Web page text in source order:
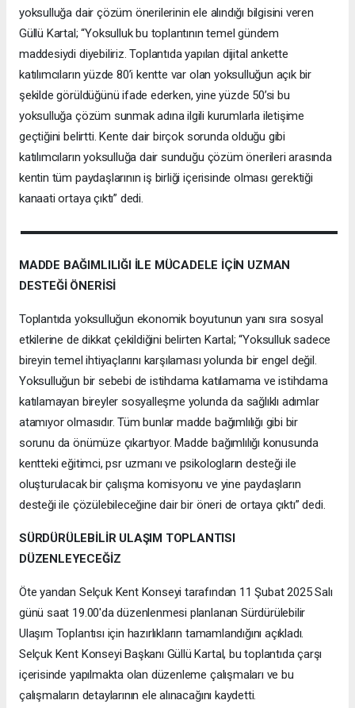
yoksulluğa dair çözüm önerilerinin ele alındığı bilgisini veren
Güllü Kartal; “Yoksulluk bu toplantının temel gündem
maddesiydi diyebiliriz. Toplantıda yapılan dijital ankette
katılımcıların yüzde 80’i kentte var olan yoksulluğun açık bir
şekilde görüldüğünü ifade ederken, yine yüzde 50’si bu
yoksulluğa çözüm sunmak adına ilgili kurumlarla iletişime
geçtiğini belirtti. Kente dair birçok sorunda olduğu gibi
katılımcıların yoksulluğa dair sunduğu çözüm önerileri arasında
kentin tüm paydaşlarının iş birliği içerisinde olması gerektiği
kanaati ortaya çıktı” dedi.
MADDE BAĞIMLILIĞI İLE MÜCADELE İÇİN UZMAN
DESTEĞİ ÖNERİSİ
Toplantıda yoksulluğun ekonomik boyutunun yanı sıra sosyal
etkilerine de dikkat çekildiğini belirten Kartal; “Yoksulluk sadece
bireyin temel ihtiyaçlarını karşılaması yolunda bir engel değil.
Yoksulluğun bir sebebi de istihdama katılamama ve istihdama
katılamayan bireyler sosyalleşme yolunda da sağlıklı adımlar
atamıyor olmasıdır. Tüm bunlar madde bağımlılığı gibi bir
sorunu da önümüze çıkartıyor. Madde bağımlılığı konusunda
kentteki eğitimci, psr uzmanı ve psikologların desteği ile
oluşturulacak bir çalışma komisyonu ve yine paydaşların
desteği ile çözülebileceğine dair bir öneri de ortaya çıktı” dedi.
SÜRDÜRÜLEBİLİR ULAŞIM TOPLANTISI
DÜZENLEYECEĞİZ
Öte yandan Selçuk Kent Konseyi tarafından 11 Şubat 2025 Salı
günü saat 19.00'da düzenlenmesi planlanan Sürdürülebilir
Ulaşım Toplantısı için hazırlıkların tamamlandığını açıkladı.
Selçuk Kent Konseyi Başkanı Güllü Kartal, bu toplantıda çarşı
içerisinde yapılmakta olan düzenleme çalışmaları ve bu
çalışmaların detaylarının ele alınacağını kaydetti.